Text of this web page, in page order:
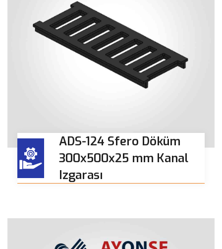
ADS-124 Sfero Döküm
300x500x25 mm Kanal
Izgarası